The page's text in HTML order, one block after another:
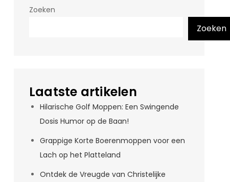
Zoeken
Zoeken
Laatste artikelen
Hilarische Golf Moppen: Een Swingende
Dosis Humor op de Baan!
Grappige Korte Boerenmoppen voor een
Lach op het Platteland
Ontdek de Vreugde van Christelijke